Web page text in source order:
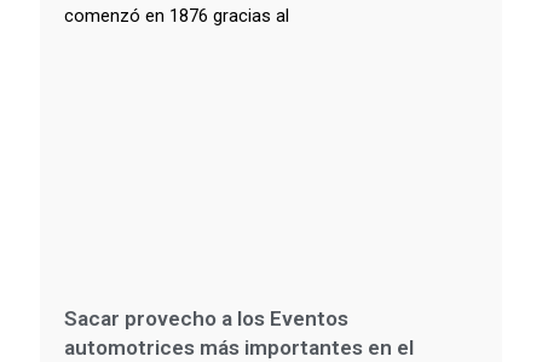
comenzó en 1876 gracias al
Sacar provecho a los Eventos
automotrices más importantes en el